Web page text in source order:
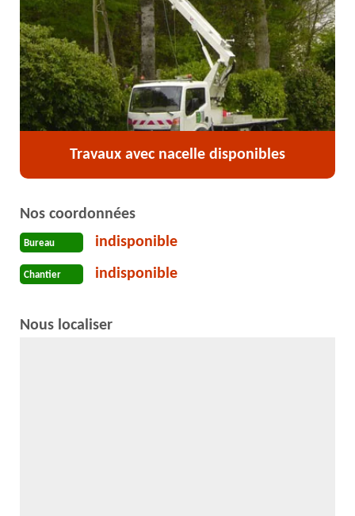
Travaux avec nacelle disponibles
Nos coordonnées
Bureau indisponible
Chantier indisponible
Nous localiser